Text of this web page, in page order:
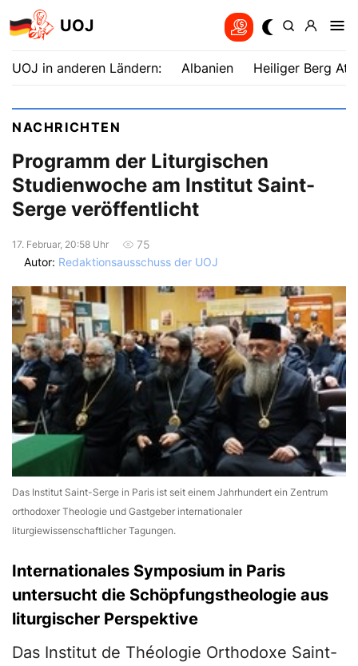
UOJ
UOJ in anderen Ländern: Albanien Heiliger Berg
NACHRICHTEN
Programm der Liturgischen
Studienwoche am Institut Saint-
Serge veröffentlicht
17. Februar, 20:58 Uhr
75
Autor: Redaktionsausschuss der UOJ
Das Institut Saint-Serge in Paris ist seit einem Jahrhundert ein Zentrum
orthodoxer Theologie und Gastgeber internationaler
liturgiewissenschaftlicher Tagungen.
Internationales Symposium in Paris
untersucht die Schöpfungstheologie aus
liturgischer Perspektive
Das Institut de Théologie Orthodoxe Saint-